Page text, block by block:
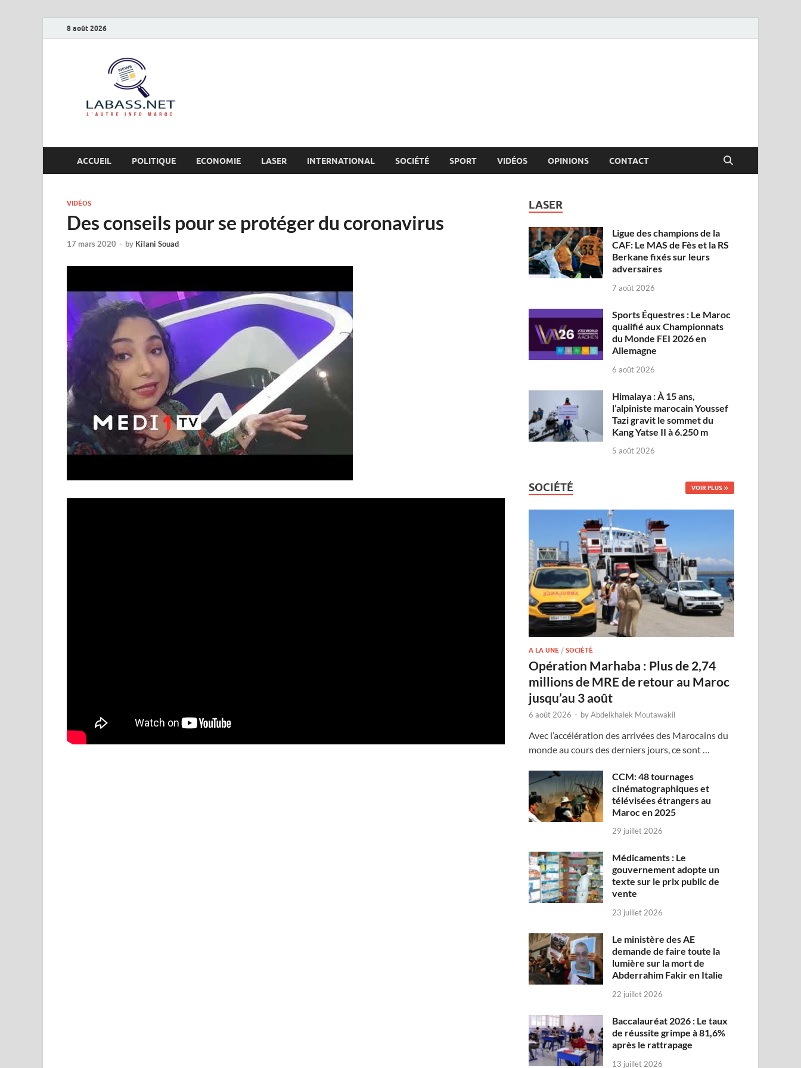
8 août 2026
ACCUEIL POLITIQUE ECONOMIE LASER INTERNATIONAL SOCIÉTÉ SPORT VIDÉOS OPINIONS CONTACT
VIDÉOS
Des conseils pour se protéger du coronavirus
17 mars 2020 - by Kilani Souad
LASER
Ligue des champions de la
CAF: Le MAS de Fès et la RS
Berkane fixés sur leurs
adversaires
7 août 2026
Sports Équestres : Le Maroc
qualifié aux Championnats
du Monde FEI 2026 en
Allemagne
6 août 2026
Himalaya : À 15 ans,
l’alpiniste marocain Youssef
Tazi gravit le sommet du
Kang Yatse II à 6.250 m
5 août 2026
SOCIÉTÉ VOIR PLUS
A LA UNE /SOCIÉTÉ
Opération Marhaba : Plus de 2,74
millions de MRE de retour au Maroc
jusqu’au 3 août
6 août 2026 - byAbdelkhalek Moutawakil
Avec l’accélération des arrivées des Marocains du
monde au cours des derniers jours, ce sont …
CCM: 48 tournages
cinématographiques et
télévisées étrangers au
Maroc en 2025
29 juillet 2026
Médicaments : Le
gouvernement adopte un
texte sur le prix public de
vente
23 juillet 2026
Le ministère des AE
demande de faire toute la
lumière sur la mort de
Abderrahim Fakir en Italie
22 juillet 2026
Baccalauréat 2026 : Le taux
de réussite grimpe à 81,6%
après le rattrapage
13 juillet 2026